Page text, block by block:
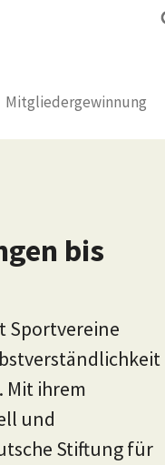
Mitgliedergewinnung
bis
Sportvereine
Mit ihrem
und
Stiftung für